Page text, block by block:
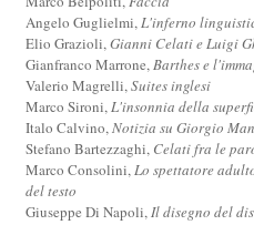
Angelo Guglielmi,L'inferno
Elio Grazioli,Gianni Celati e Luigi
Gianfranco Marrone,Barthes e
Valerio Magrelli,Suites inglesi
Marco Sironi,L'insonnia della
Italo Calvino,Notizia su Giorgio
Stefano Bartezzaghi, Celati fra le
Marco Consolini,Lo spettatore
del testo
Giuseppe Di Napoli,Il disegno del